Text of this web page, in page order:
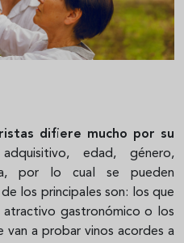
difiere mucho por su
edad, género,
por lo cual se pueden
los principales son: los que
gastronómico o los
van a probar vinos acordes a